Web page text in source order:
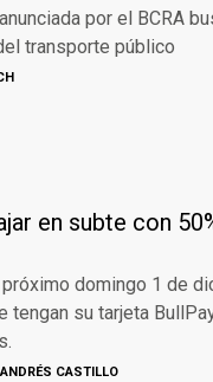
por el BCRA
transporte público
en subte con
domingo 1 de
tengan su tarjeta
CASTILLO